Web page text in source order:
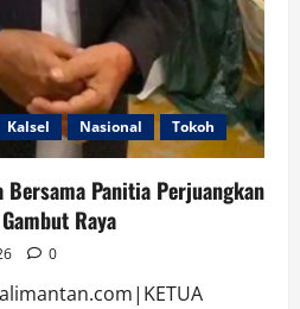
Kalsel Nasional Tokoh
Bersama Panitia Perjuangkan
Raya
0